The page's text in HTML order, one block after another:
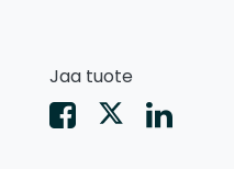
Jaa tuote